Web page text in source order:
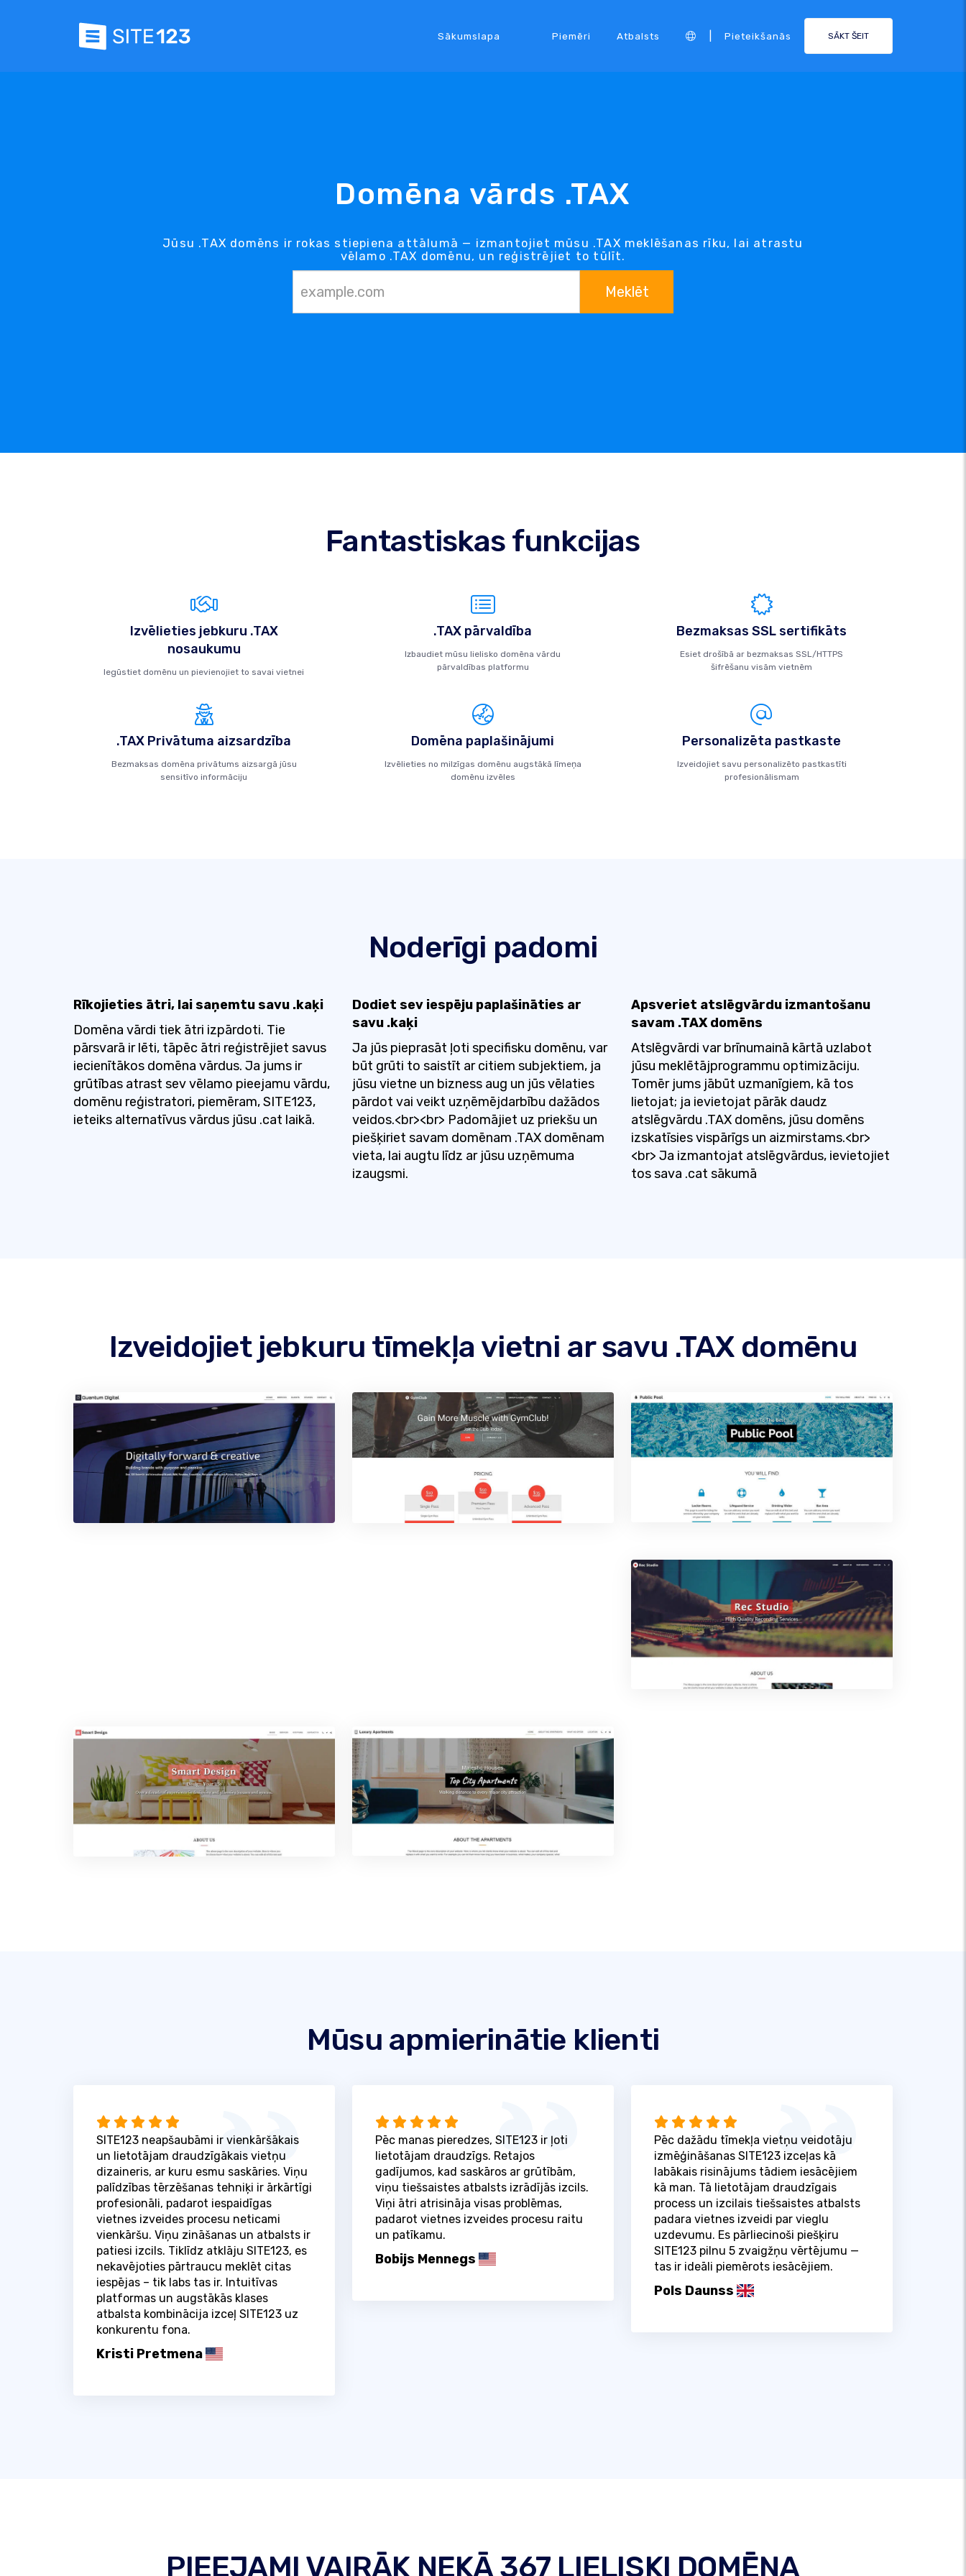
Sākumslapa Piemēri Atbalsts Pieteikšanās SĀKT ŠEIT
Domēna vārds .TAX
Jūsu .TAX domēns ir rokas stiepiena attālumā — izmantojiet mūsu .TAX meklēšanas rīku, lai atrastu
vēlamo .TAX domēnu, un reģistrējiet to tūlīt.
Meklēt
Fantastiskas funkcijas
Izvēlieties jebkuru .TAX
nosaukumu
Iegūstiet domēnu un pievienojiet to savai vietnei
.TAX pārvaldība
Izbaudiet mūsu lielisko domēna vārdu
pārvaldības platformu
Bezmaksas SSL sertifikāts
Esiet drošībā ar bezmaksas SSL/HTTPS
šifrēšanu visām vietnēm
.TAX Privātuma aizsardzība
Bezmaksas domēna privātums aizsargā jūsu
sensitīvo informāciju
Domēna paplašinājumi
Izvēlieties no milzīgas domēnu augstākā līmeņa
domēnu izvēles
Personalizēta pastkaste
Izveidojiet savu personalizēto pastkastīti
profesionālismam
Noderīgi padomi
Rīkojieties ātri, lai saņemtu savu .kaķi
Domēna vārdi tiek ātri izpārdoti. Tie
pārsvarā ir lēti, tāpēc ātri reģistrējiet savus
iecienītākos domēna vārdus. Ja jums ir
grūtības atrast sev vēlamo pieejamu vārdu,
domēnu reģistratori, piemēram, SITE123,
ieteiks alternatīvus vārdus jūsu .cat laikā.
Dodiet sev iespēju paplašināties ar
savu .kaķi
Ja jūs pieprasāt ļoti specifisku domēnu, var
būt grūti to saistīt ar citiem subjektiem, ja
jūsu vietne un bizness aug un jūs vēlaties
pārdot vai veikt uzņēmējdarbību dažādos
veidos.<br><br> Padomājiet uz priekšu un
piešķiriet savam domēnam .TAX domēnam
vieta, lai augtu līdz ar jūsu uzņēmuma
izaugsmi.
Apsveriet atslēgvārdu izmantošanu
savam .TAX domēns
Atslēgvārdi var brīnumainā kārtā uzlabot
jūsu meklētājprogrammu optimizāciju.
Tomēr jums jābūt uzmanīgiem, kā tos
lietojat; ja ievietojat pārāk daudz
atslēgvārdu .TAX domēns, jūsu domēns
izskatīsies vispārīgs un aizmirstams.<br>
<br> Ja izmantojat atslēgvārdus, ievietojiet
tos sava .cat sākumā
Izveidojiet jebkuru tīmekļa vietni ar savu .TAX domēnu
Mūsu apmierinātie klienti
SITE123 neapšaubāmi ir vienkāršākais
un lietotājam draudzīgākais vietņu
dizaineris, ar kuru esmu saskāries. Viņu
palīdzības tērzēšanas tehniķi ir ārkārtīgi
profesionāli, padarot iespaidīgas
vietnes izveides procesu neticami
vienkāršu. Viņu zināšanas un atbalsts ir
patiesi izcils. Tiklīdz atklāju SITE123, es
nekavējoties pārtraucu meklēt citas
iespējas – tik labs tas ir. Intuitīvas
platformas un augstākās klases
atbalsta kombinācija izceļ SITE123 uz
konkurentu fona.
Kristi Pretmena
Pēc manas pieredzes, SITE123 ir ļoti
lietotājam draudzīgs. Retajos
gadījumos, kad saskāros ar grūtībām,
viņu tiešsaistes atbalsts izrādījās izcils.
Viņi ātri atrisināja visas problēmas,
padarot vietnes izveides procesu raitu
un patīkamu.
Bobijs Mennegs
Pēc dažādu tīmekļa vietņu veidotāju
izmēģināšanas SITE123 izceļas kā
labākais risinājums tādiem iesācējiem
kā man. Tā lietotājam draudzīgais
process un izcilais tiešsaistes atbalsts
padara vietnes izveidi par vieglu
uzdevumu. Es pārliecinoši piešķiru
SITE123 pilnu 5 zvaigžņu vērtējumu —
tas ir ideāli piemērots iesācējiem.
Pols Daunss
PIEEJAMI VAIRĀK NEKĀ 367 LIELISKI DOMĒNA